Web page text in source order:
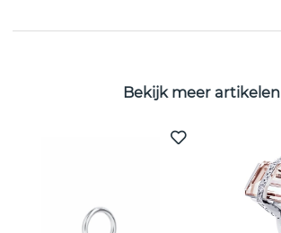
Bekijk meer artikelen